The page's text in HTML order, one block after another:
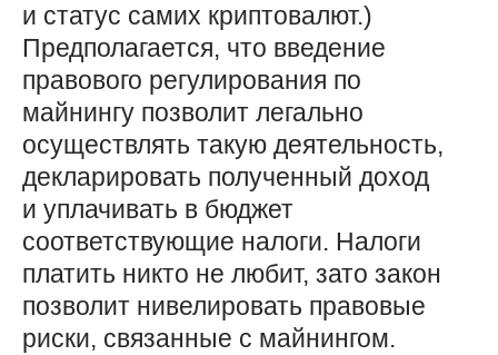
и статус самих криптовалют.)
Предполагается, что введение
правового регулирования по
майнингу позволит легально
осуществлять такую деятельность,
декларировать полученный доход
и уплачивать в бюджет
соответствующие налоги. Налоги
платить никто не любит, зато закон
позволит нивелировать правовые
риски, связанные с майнингом.